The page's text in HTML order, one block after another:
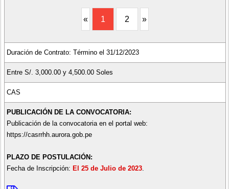
« 1 2 »
Duración de Contrato: Término el 31/12/2023
Entre S/. 3,000.00 y 4,500.00 Soles
CAS
PUBLICACIÓN DE LA CONVOCATORIA:
Publicación de la convocatoria en el portal web:
https://casrrhh.aurora.gob.pe
PLAZO DE POSTULACIÓN:
Fecha de Inscripción: El 25 de Julio de 2023.